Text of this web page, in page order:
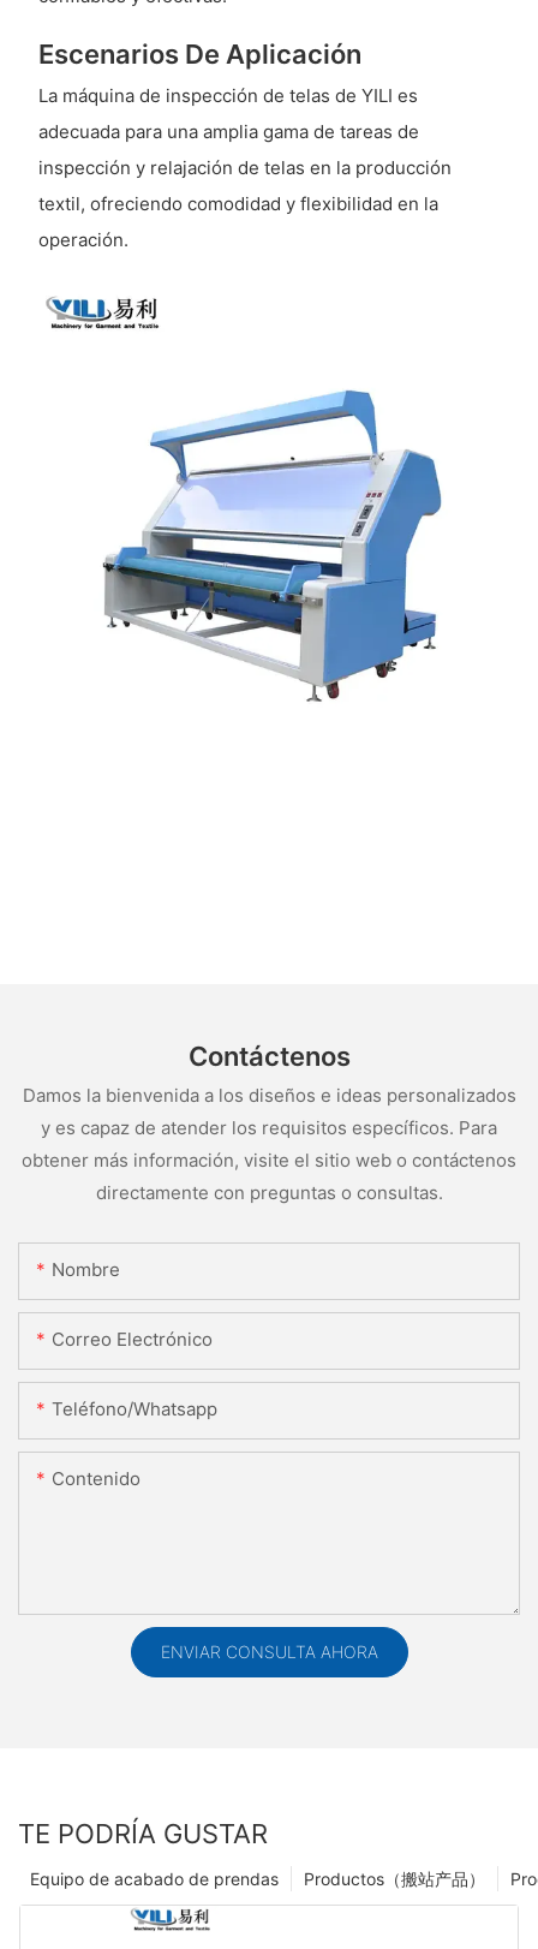
Escenarios De Aplicación
La máquina de inspección de telas de YILI es
adecuada para una amplia gama de tareas de
inspección y relajación de telas en la producción
textil, ofreciendo comodidad y flexibilidad en la
operación.
Contáctenos
Damos la bienvenida a los diseños e ideas personalizados
y es capaz de atender los requisitos específicos. Para
obtener más información, visite el sitio web o contáctenos
directamente con preguntas o consultas.
Nombre
Correo Electrónico
Teléfono/whatsapp
Contenido
ENVIAR CONSULTA AHORA
TE PODRÍA GUSTAR
Productos（搬站产品）
Equipo de acabado de prendas